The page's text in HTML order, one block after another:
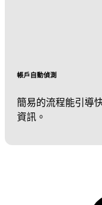
帳戶自動偵測
簡易的流程能引導
資訊。